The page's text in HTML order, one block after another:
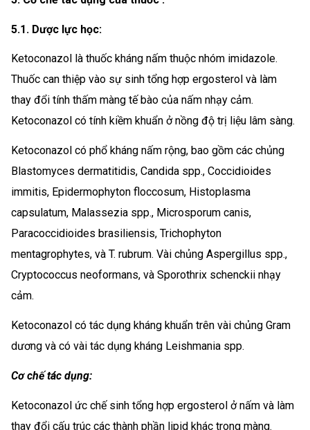
5.1. Dược lực học:
Ketoconazol là thuốc kháng nấm thuộc nhóm imidazole.
Thuốc can thiệp vào sự sinh tổng hợp ergosterol và làm
thay đổi tính thấm màng tế bào của nấm nhạy cảm.
Ketoconazol có tính kiềm khuẩn ở nồng độ trị liệu lâm sàng.
Ketoconazol có phổ kháng nấm rộng, bao gồm các chủng
Blastomyces dermatitidis, Candida spp., Coccidioides
immitis, Epidermophyton floccosum, Histoplasma
capsulatum, Malassezia spp., Microsporum canis,
Paracoccidioides brasiliensis, Trichophyton
mentagrophytes, và T. rubrum. Vài chủng Aspergillus spp.,
Cryptococcus neoformans, và Sporothrix schenckii nhạy
cảm.
Ketoconazol có tác dụng kháng khuẩn trên vài chủng Gram
dương và có vài tác dụng kháng Leishmania spp.
Cơ chế tác dụng:
Ketoconazol ức chế sinh tổng hợp ergosterol ở nấm và làm
thay đổi cấu trúc các thành phần lipid khác trong màng.